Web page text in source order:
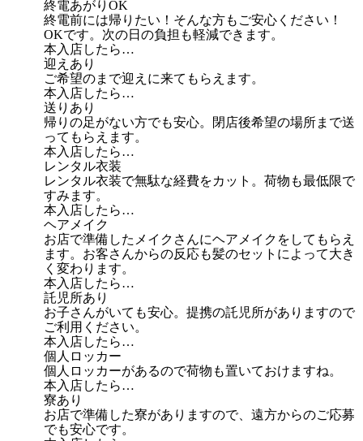
終電あがりOK
終電前には帰りたい！そんな方もご安心ください！
OKです。次の日の負担も軽減できます。
本入店したら…
迎えあり
ご希望のまで迎えに来てもらえます。
本入店したら…
送りあり
帰りの足がない方でも安心。閉店後希望の場所まで送
ってもらえます。
本入店したら…
レンタル衣装
レンタル衣装で無駄な経費をカット。荷物も最低限で
すみます。
本入店したら…
ヘアメイク
お店で準備したメイクさんにヘアメイクをしてもらえ
ます。お客さんからの反応も髪のセットによって大き
く変わります。
本入店したら…
託児所あり
お子さんがいても安心。提携の託児所がありますので
ご利用ください。
本入店したら…
個人ロッカー
個人ロッカーがあるので荷物も置いておけますね。
本入店したら…
寮あり
お店で準備した寮がありますので、遠方からのご応募
でも安心です。